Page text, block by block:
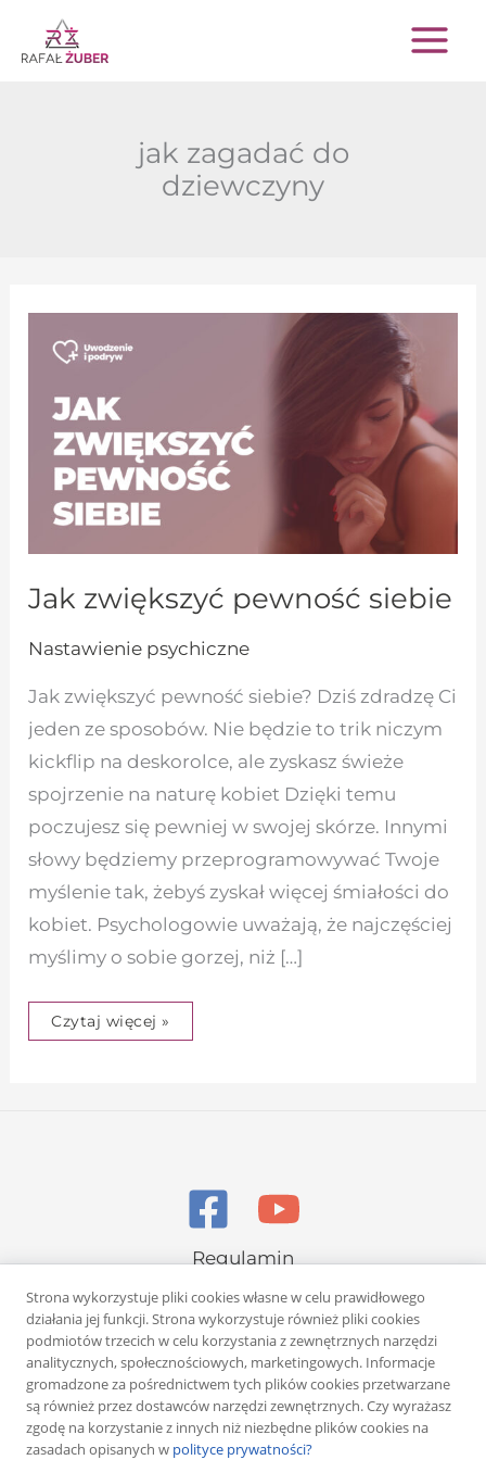
Przejdź
do
jak zagadać do
dziewczyny
Jak zwiększyć pewność siebie
Nastawienie psychiczne
Jak zwiększyć pewność siebie? Dziś zdradzę Ci
jeden ze sposobów. Nie będzie to trik niczym
kickflip na deskorolce, ale zyskasz świeże
spojrzenie na naturę kobiet Dzięki temu
poczujesz się pewniej w swojej skórze. Innymi
słowy będziemy przeprogramowywać Twoje
myślenie tak, żebyś zyskał więcej śmiałości do
kobiet. Psychologowie uważają, że najczęściej
myślimy o sobie gorzej, niż […]
Jak
pewność
siebie
Czytaj więcej »
Regulamin
Polityka prywatności
Copyright © 2026 Rafał Żuber
Strona wykorzystuje pliki cookies własne w celu prawidłowego
działania jej funkcji. Strona wykorzystuje również pliki cookies
podmiotów trzecich w celu korzystania z zewnętrznych narzędzi
analitycznych, społecznościowych, marketingowych. Informacje
gromadzone za pośrednictwem tych plików cookies przetwarzane
są również przez dostawców narzędzi zewnętrznych. Czy wyrażasz
zgodę na korzystanie z innych niż niezbędne plików cookies na
zasadach opisanych w polityce prywatności?